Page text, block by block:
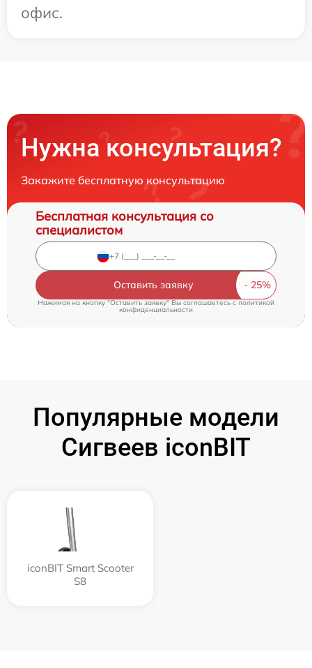
офис.
Нужна консультация?
Закажите бесплатную консультацию
Бесплатная консультация со
специалистом
Оставить заявку
Нажимая на кнопку "Оставить заявку" Вы соглашаетесь cполитикой
конфиденциальности
Популярные модели
Сигвеев iconBIT
iconBIT Smart Scooter
S8